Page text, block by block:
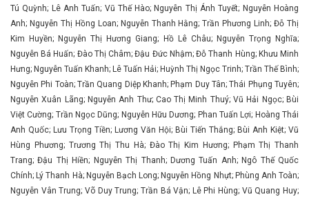
Tú Quỳnh; Lê Anh Tuấn; Vũ Thế Hào; Nguyễn Thị Ánh Tuyết; Nguyễn Hoàng
Anh; Nguyễn Thị Hồng Loan; Nguyễn Thanh Hằng; Trần Phương Linh; Đỗ Thị
Kim Huyền; Nguyễn Thị Hương Giang; Hồ Lê Châu; Nguyễn Trọng Nghĩa;
Nguyễn Bá Huấn; Đào Thị Châm; Đậu Đức Nhậm; Đỗ Thanh Hùng; Khưu Minh
Hưng; Nguyễn Tuấn Khanh; Lê Tuấn Hải; Huỳnh Thị Ngọc Trinh; Trần Thế Bình;
Nguyễn Phi Toàn; Trần Quang Diệp Khanh; Phạm Duy Tân; Thái Phụng Tuyên;
Nguyễn Xuân Lãng; Nguyễn Anh Thư; Cao Thị Minh Thuý; Vũ Hải Ngọc; Bùi
Việt Cường; Trần Ngọc Dũng; Nguyễn Hữu Dương; Phan Tuấn Lợi; Hoàng Thái
Anh Quốc; Lưu Trọng Tiền; Lương Văn Hội; Bùi Tiến Thắng; Bùi Anh Kiệt; Vũ
Hùng Phương; Trương Thị Thu Hà; Đào Thị Kim Hương; Phạm Thị Thanh
Trang; Đậu Thị Hiền; Nguyễn Thị Thanh; Dương Tuấn Anh; Ngô Thế Quốc
Chính; Lý Thanh Hà; Nguyễn Bạch Long; Nguyễn Hồng Nhựt; Phùng Anh Toàn;
Nguyễn Vân Trung; Võ Duy Trung; Trần Bá Vận; Lê Phi Hùng; Vũ Quang Huy;